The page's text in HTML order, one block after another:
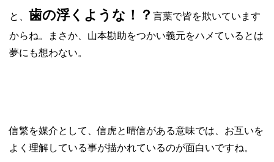
と、 歯の浮くような！？ 言葉で皆を欺いています
からね。まさか、山本勘助をつかい義元をハメているとは
夢にも想わない。
信繁を媒介として、信虎と晴信がある意味では、お互いを
よく理解している事が描かれているのが面白いですね。